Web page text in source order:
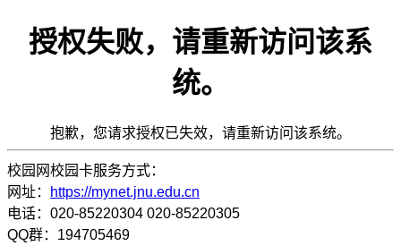
授权失败，请重新访问该系
统。
抱歉，您请求授权已失效，请重新访问该系统。
校园网校园卡服务方式：
网址：
https://mynet.jnu.edu.cn
电话：020-85220304 020-85220305
QQ群：194705469